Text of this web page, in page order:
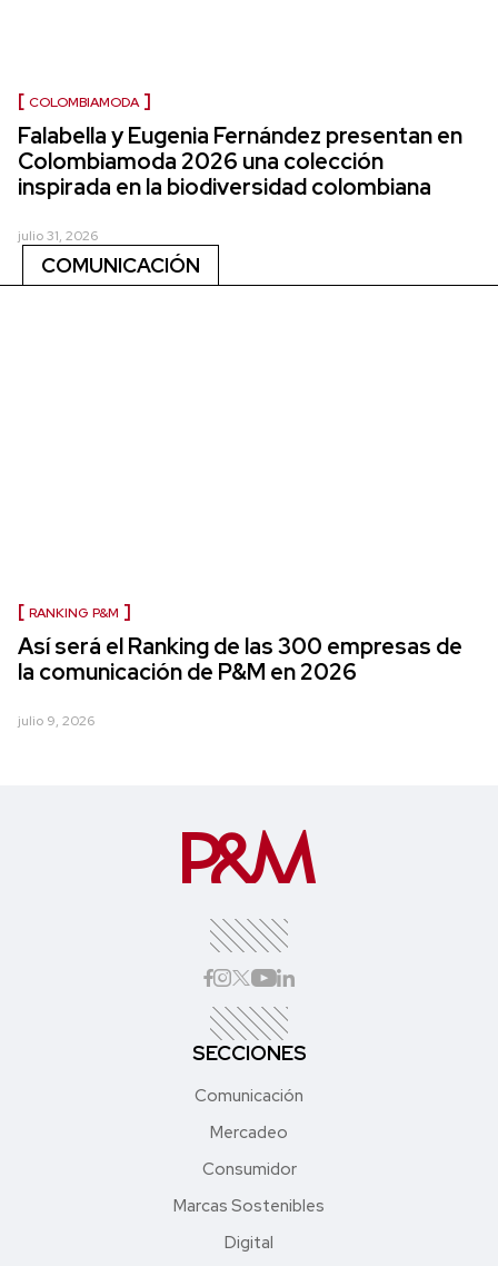
COLOMBIAMODA
Falabella y Eugenia Fernández presentan en
Colombiamoda 2026 una colección
inspirada en la biodiversidad colombiana
julio 31, 2026
COMUNICACIÓN
RANKING P&M
Así será el Ranking de las 300 empresas de
la comunicación de P&M en 2026
julio 9, 2026
SECCIONES
Comunicación
Mercadeo
Consumidor
Marcas Sostenibles
Digital